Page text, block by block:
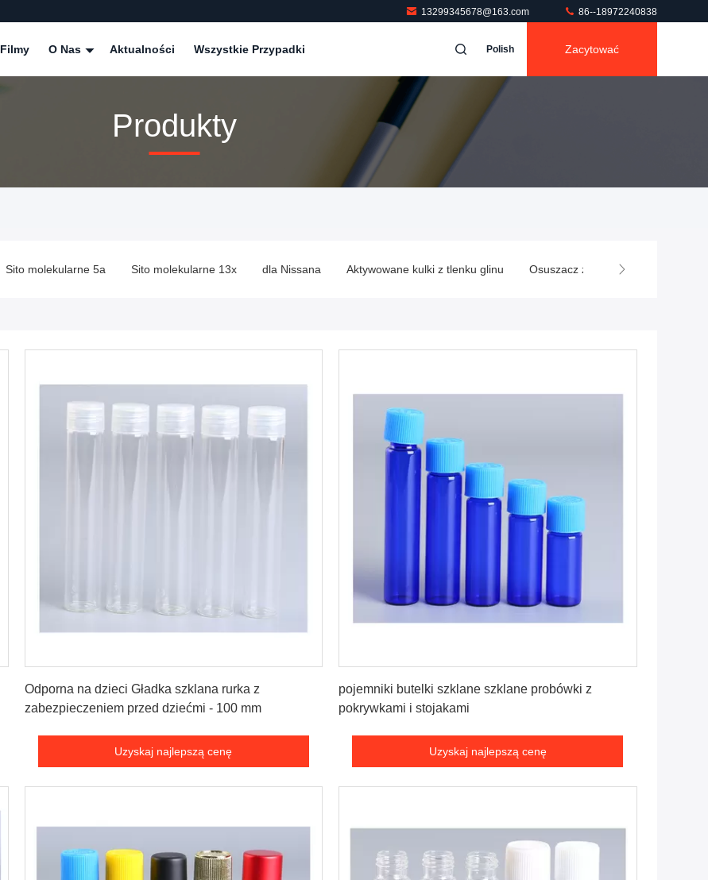
13299345678@163.com 86--18972240838
Filmy O Nas Aktualności Wszystkie Przypadki Polish Zacytować
Produkty
Sito molekularne 5a Sito molekularne 13x dla Nissana Aktywowane kulki z tlenku glinu Osuszacz ze szkła izolacyjnego
Odporna na dzieci Gładka szklana rurka z
zabezpieczeniem przed dziećmi - 100 mm
Uzyskaj najlepszą cenę
pojemniki butelki szklane szklane probówki z
pokrywkami i stojakami
Uzyskaj najlepszą cenę